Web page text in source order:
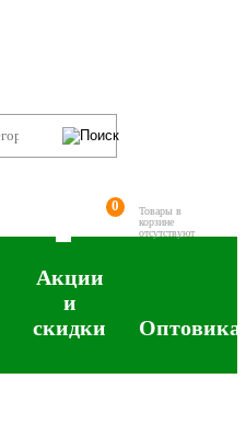
0
Товары в
корзине
отсутствуют
Акции
и
скидки